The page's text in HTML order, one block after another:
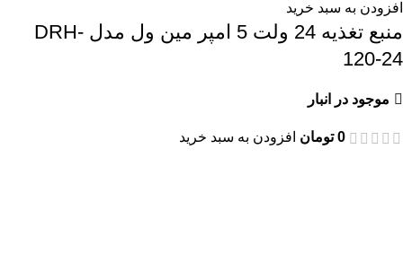
افزودن به سبد خرید
منبع تغذیه 24 ولت 5 امپر مین ول مدل DRH-
120-24
موجود در انبار
0 تومان افزودن به سبد خرید